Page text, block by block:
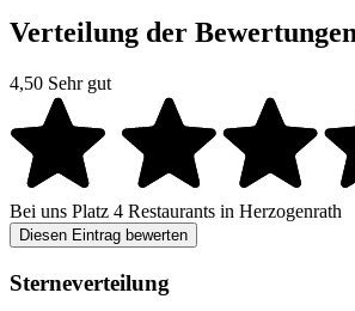
Verteilung der
4,50 Sehr gut
Bei uns Platz 4 Restaurants in Herzogenrath
Diesen Eintrag bewerten
Sterneverteilung